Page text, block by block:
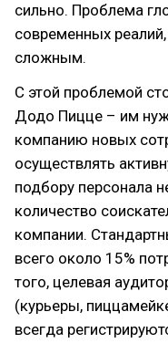
сильно. Проблема
современных
сложным.
С этой проблемой
Додо Пицце – им
компанию новых
осуществлять
подбору персонала
количество
компании.
всего около 15%
того, целевая
(курьеры,
всегда